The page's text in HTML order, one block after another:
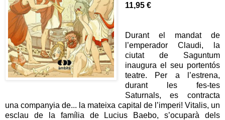
11,95 €
Durant el mandat de
l’emperador Claudi, la
ciutat de Saguntum
inaugura el seu portentós
teatre. Per a l’estrena,
durant les fes-tes
Saturnals, es contracta
una companyia de... la mateixa capital de l’imperi! Vitalis, un
esclau de la família de Lucius Baebo, s’ocuparà dels